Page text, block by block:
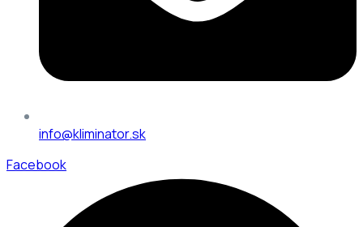
info@kliminator.sk
Facebook